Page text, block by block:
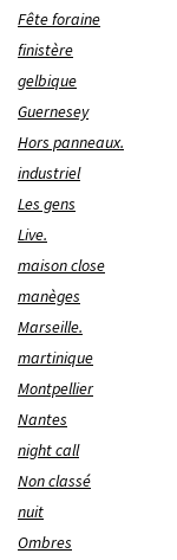
Fête foraine
finistère
gelbique
Guernesey
Hors panneaux.
industriel
Les gens
Live.
maison close
manèges
Marseille.
martinique
Montpellier
Nantes
night call
Non classé
nuit
Ombres